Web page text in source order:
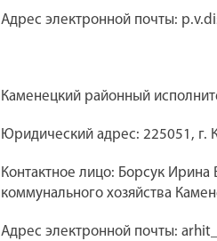
Адрес электронной почты:
Каменецкий районный
Юридический адрес: 225051, г.
Контактное лицо: Борсук
коммунального хозяйства
Адрес электронной почты: